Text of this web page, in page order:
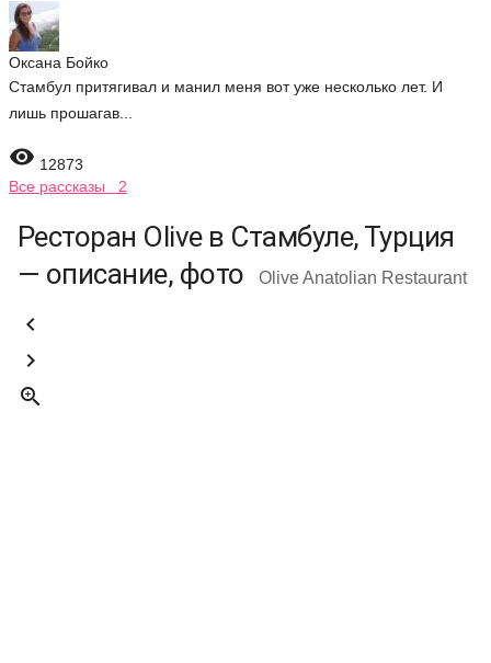
Оксана Бойко
Стамбул притягивал и манил меня вот уже несколько лет. И
лишь прошагав...
 12873
Все рассказы 2
Ресторан Olive в Стамбуле, Турция
— описание, фото
Olive Anatolian Restaurant


